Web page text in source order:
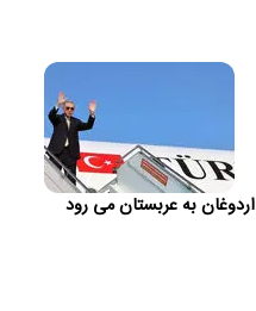
اردوغان به عربستان می رود